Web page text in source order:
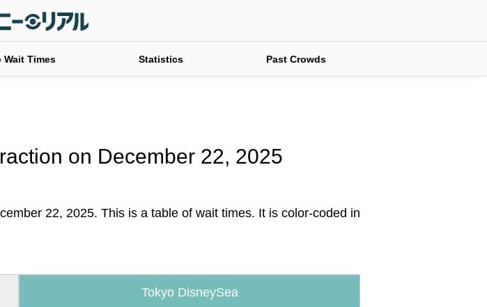
Wait Times Statistics Past Crowds
on December 22, 2025
22, 2025. This is a table of wait times. It is color-coded in
Tokyo DisneySea